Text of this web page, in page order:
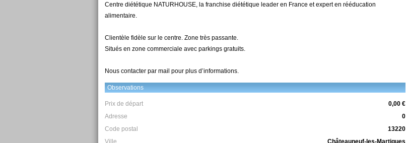
Centre diététique NATURHOUSE, la franchise diététique leader en France et expert en rééducation
alimentaire.
Clientèle fidèle sur le centre. Zone très passante.
Situés en zone commerciale avec parkings gratuits.
Nous contacter par mail pour plus d’informations.
Observations
Prix de départ
0,00 €
Adresse
0
Code postal
13220